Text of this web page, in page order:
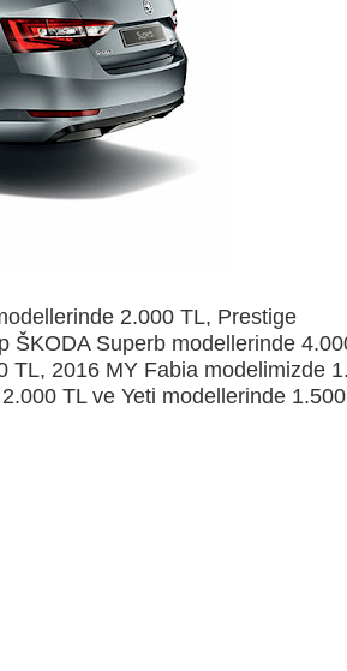
2.000 TL, Prestige
ŠKODA Superb modellerinde
TL, 2016 MY Fabia modelimizde
TL ve Yeti modellerinde